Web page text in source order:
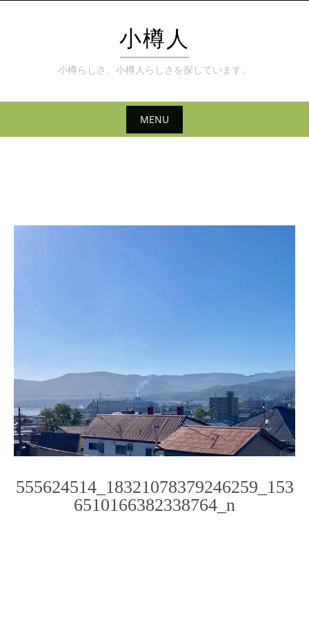
to
content
小樽人
小樽らしさ、小樽人らしさを探しています。
MENU
555624514_18321078379246259_153
6510166382338764_n